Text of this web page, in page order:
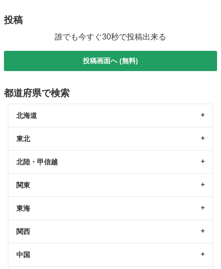
投稿
誰でも今すぐ30秒で投稿出来る
投稿画面へ (無料)
都道府県で検索
北海道
東北
北陸・甲信越
関東
東海
関西
中国